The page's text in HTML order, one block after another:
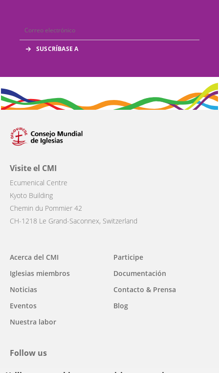
Visite el CMI
Ecumenical Centre
Kyoto Building
Chemin du Pommier 42
CH-1218 Le Grand-Saconnex, Switzerland
Main
navigation
Acerca del CMI
Iglesias miembros
Noticias
Eventos
Nuestra labor
Participe
Documentación
Contacto & Prensa
Blog
Follow us